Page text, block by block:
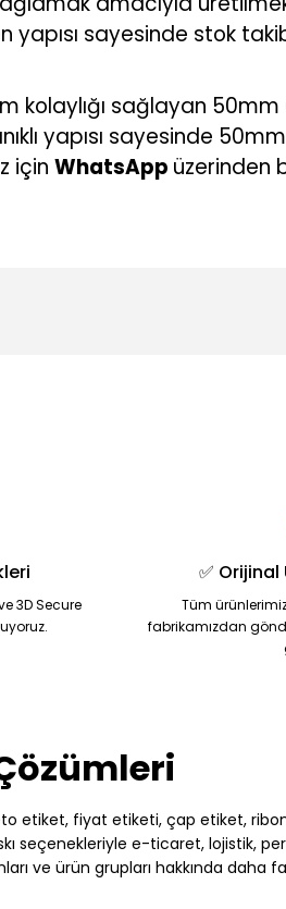
yapısı sayesinde stok
kolaylığı sağlayan
yapısı sayesinde
için WhatsApp üzerinden
3D Secure
✅
Tüm
fabrikamızdan
etiket, fiyat etiketi, çap etiket, ribon
seçenekleriyle e-ticaret, lojistik,
ve ürün grupları hakkında daha